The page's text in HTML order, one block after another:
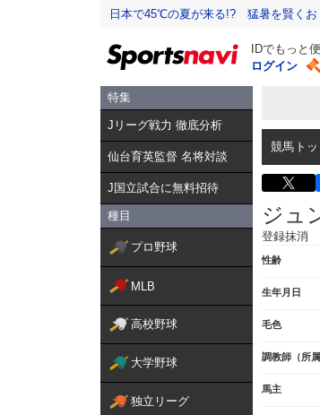
日本で45℃の夏が来る!? 猛暑を賢くお
IDでもっと
ログイン
特集
Jリーグ戦力 徹底分析
仙台育英監督 名将対談
J国立試合に無料招待
種目
プロ野球
MLB
高校野球
大学野球
独立リーグ
競馬ト
ジュ
登録抹消
性齢
生年月日
毛色
調教師（所属
馬主